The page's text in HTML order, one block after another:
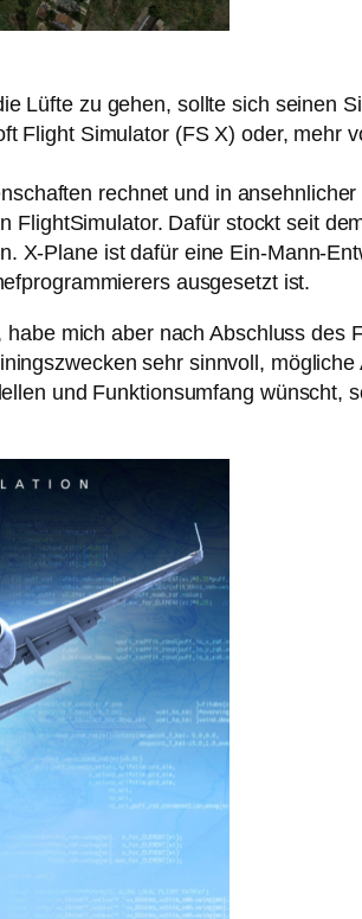
Lüfte zu gehen, sollte sich seinen
Flight Simulator (FS X) oder, mehr
rechnet und in
FlightSimulator. Dafür stockt seit
X-Plane ist dafür eine Ein-Mann-
ausgesetzt ist.
mich aber nach Abschluss des
sehr sinnvoll, mögliche
und Funktionsumfang wünscht,